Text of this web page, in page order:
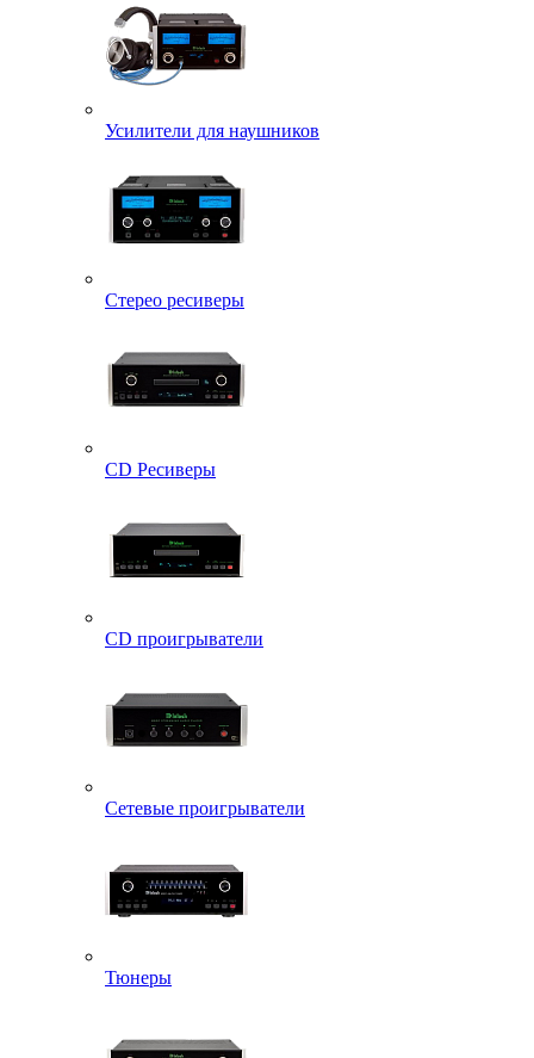
Усилители для наушников
Стерео ресиверы
CD Ресиверы
CD проигрыватели
Сетевые проигрыватели
Тюнеры